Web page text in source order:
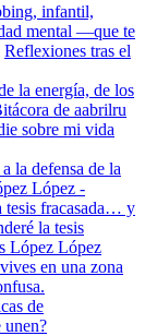
infantil,
mental —que te
Reflexiones tras el
la energía, de los
de aabrilru
sobre mi vida
la defensa de la
López -
tesis fracasada… y
la tesis
López López
en una zona
de